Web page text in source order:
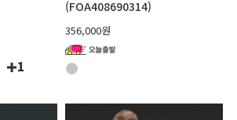
1
(FOA408690314)
356,000원